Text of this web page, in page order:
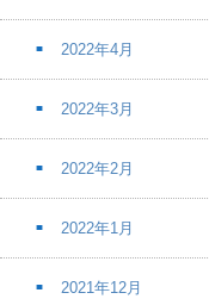
2022年4月
2022年3月
2022年2月
2022年1月
2021年12月